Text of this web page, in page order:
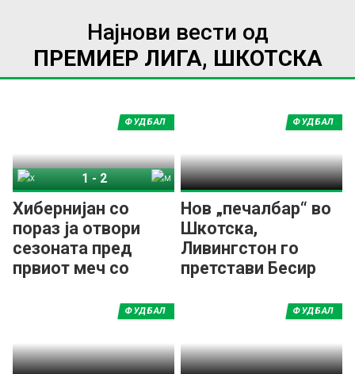
Најнови вести од
ПРЕМИЕР ЛИГА, ШКОТСКА
Хибернијан со
пораз ја отвори
сезоната пред
првиот меч со
ФУДБАЛ
1 - 2
Нов „печалбар“ во
Шкотска,
Ливингстон го
претстави Бесир
ФУДБАЛ
ФУДБАЛ ФУДБАЛ